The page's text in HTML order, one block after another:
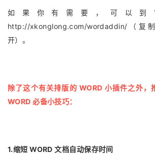
如果你有需要，可以到
http://xkonglong.com/wordaddin/（复
开）。
除了这个有关排版的 WORD 小插件之外，
WORD 必备小技巧：
1.缩短 WORD 文档自动保存时间